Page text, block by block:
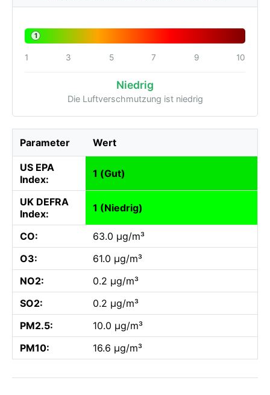
1
1 3 5 7 9 10
Niedrig
Die Luftverschmutzung ist niedrig
Parameter Wert
US EPA
Index:
1 (Gut)
UK DEFRA
Index:
1 (Niedrig)
CO:
63.0 µg/m³
O3:
61.0 µg/m³
NO2:
0.2 µg/m³
SO2:
0.2 µg/m³
PM2.5:
10.0 µg/m³
PM10:
16.6 µg/m³